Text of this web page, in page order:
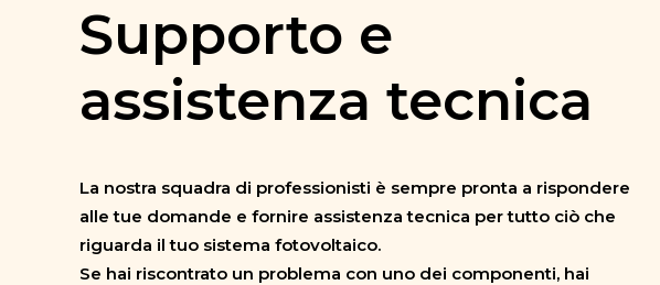
Supporto e
assistenza tecnica
La nostra squadra di professionisti è sempre pronta a rispondere
alle tue domande e fornire assistenza tecnica per tutto ciò che
riguarda il tuo sistema fotovoltaico.
Se hai riscontrato un problema con uno dei componenti, hai